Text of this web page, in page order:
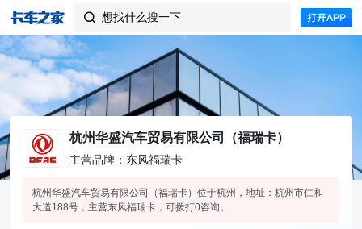
 想找什么搜一下
杭州华盛汽车贸易有限公司（福瑞卡）
主营品牌：东风福瑞卡
杭州华盛汽车贸易有限公司（福瑞卡）位于杭州，地址：杭州市仁和
大道188号，主营东风福瑞卡，可拨打0咨询。